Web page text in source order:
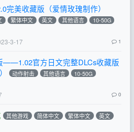
美收藏版（爱情玫瑰制作）
繁体中文 英文 其他语言
10-50G
3-17 1
——1.02官方日文完整DLCs收藏版
动作射击 其他语言
10-50G
0
其他游戏 简体中文 繁体中文
英文